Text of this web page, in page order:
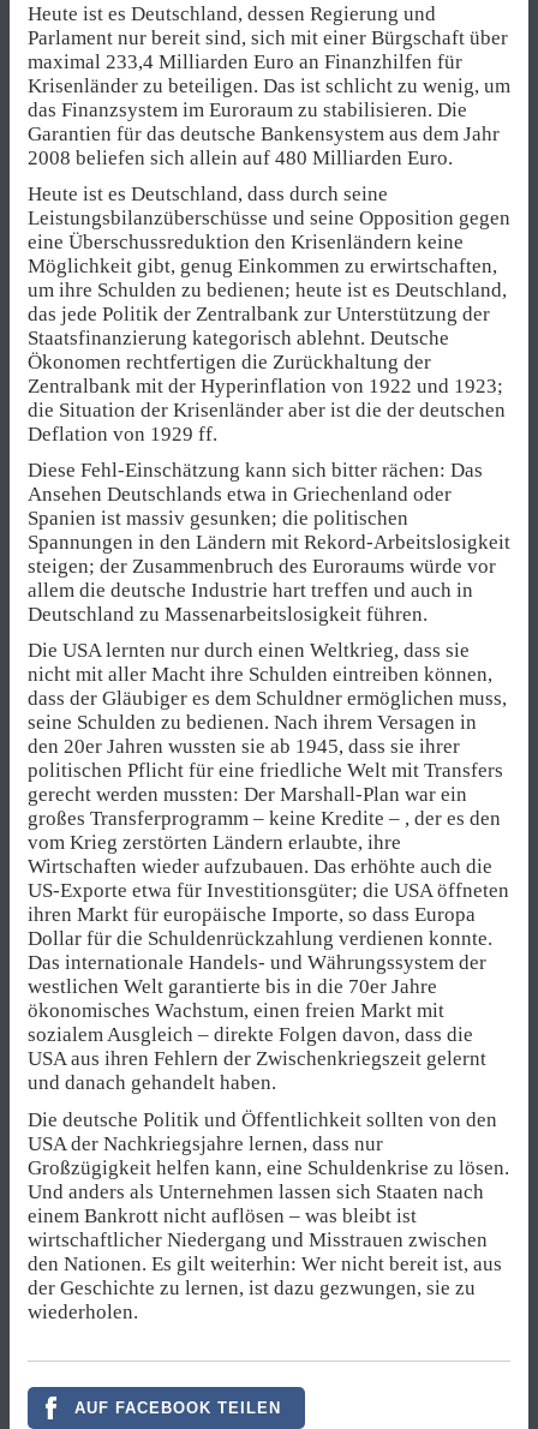
Heute ist es Deutschland, dessen Regierung und
Parlament nur bereit sind, sich mit einer Bürgschaft über
maximal 233,4 Milliarden Euro an Finanzhilfen für
Krisenländer zu beteiligen. Das ist schlicht zu wenig, um
das Finanzsystem im Euroraum zu stabilisieren. Die
Garantien für das deutsche Bankensystem aus dem Jahr
2008 beliefen sich allein auf 480 Milliarden Euro.
Heute ist es Deutschland, dass durch seine
Leistungsbilanzüberschüsse und seine Opposition gegen
eine Überschussreduktion den Krisenländern keine
Möglichkeit gibt, genug Einkommen zu erwirtschaften,
um ihre Schulden zu bedienen; heute ist es Deutschland,
das jede Politik der Zentralbank zur Unterstützung der
Staatsfinanzierung kategorisch ablehnt. Deutsche
Ökonomen rechtfertigen die Zurückhaltung der
Zentralbank mit der Hyperinflation von 1922 und 1923;
die Situation der Krisenländer aber ist die der deutschen
Deflation von 1929 ff.
Diese Fehl-Einschätzung kann sich bitter rächen: Das
Ansehen Deutschlands etwa in Griechenland oder
Spanien ist massiv gesunken; die politischen
Spannungen in den Ländern mit Rekord-Arbeitslosigkeit
steigen; der Zusammenbruch des Euroraums würde vor
allem die deutsche Industrie hart treffen und auch in
Deutschland zu Massenarbeitslosigkeit führen.
Die USA lernten nur durch einen Weltkrieg, dass sie
nicht mit aller Macht ihre Schulden eintreiben können,
dass der Gläubiger es dem Schuldner ermöglichen muss,
seine Schulden zu bedienen. Nach ihrem Versagen in
den 20er Jahren wussten sie ab 1945, dass sie ihrer
politischen Pflicht für eine friedliche Welt mit Transfers
gerecht werden mussten: Der Marshall-Plan war ein
großes Transferprogramm – keine Kredite – , der es den
vom Krieg zerstörten Ländern erlaubte, ihre
Wirtschaften wieder aufzubauen. Das erhöhte auch die
US-Exporte etwa für Investitionsgüter; die USA öffneten
ihren Markt für europäische Importe, so dass Europa
Dollar für die Schuldenrückzahlung verdienen konnte.
Das internationale Handels- und Währungssystem der
westlichen Welt garantierte bis in die 70er Jahre
ökonomisches Wachstum, einen freien Markt mit
sozialem Ausgleich – direkte Folgen davon, dass die
USA aus ihren Fehlern der Zwischenkriegszeit gelernt
und danach gehandelt haben.
Die deutsche Politik und Öffentlichkeit sollten von den
USA der Nachkriegsjahre lernen, dass nur
Großzügigkeit helfen kann, eine Schuldenkrise zu lösen.
Und anders als Unternehmen lassen sich Staaten nach
einem Bankrott nicht auflösen – was bleibt ist
wirtschaftlicher Niedergang und Misstrauen zwischen
den Nationen. Es gilt weiterhin: Wer nicht bereit ist, aus
der Geschichte zu lernen, ist dazu gezwungen, sie zu
wiederholen.
AUF FACEBOOK TEILEN